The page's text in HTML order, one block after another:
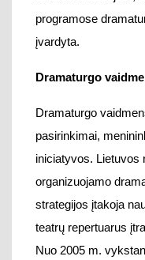
organizuojamo
strategijos įtakoja
Nuo 2005 m.
galimybę naujų
scenose,
edukaciniai tikslai.
būtinas bei
procesus, suteikti
2017 m. festivalis
pažinti.Ne tik